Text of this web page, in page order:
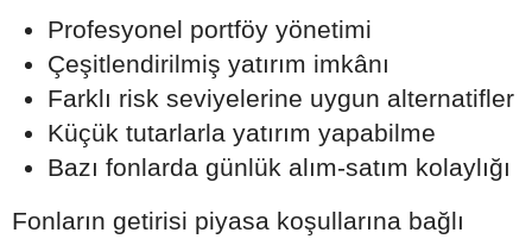
Profesyonel portföy yönetimi
Çeşitlendirilmiş yatırım imkânı
Farklı risk seviyelerine uygun alternatifler
Küçük tutarlarla yatırım yapabilme
Bazı fonlarda günlük alım-satım kolaylığı
Fonların getirisi piyasa koşullarına bağlı